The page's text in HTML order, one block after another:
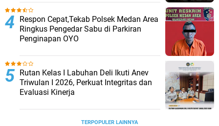
Respon Cepat,Tekab Polsek Medan Area
Ringkus Pengedar Sabu di Parkiran
Penginapan OYO
Rutan Kelas I Labuhan Deli Ikuti Anev
Triwulan I 2026, Perkuat Integritas dan
Evaluasi Kinerja
TERPOPULER LAINNYA